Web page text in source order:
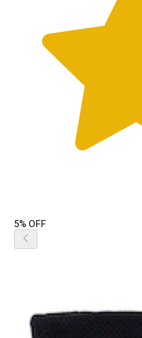
5% OFF